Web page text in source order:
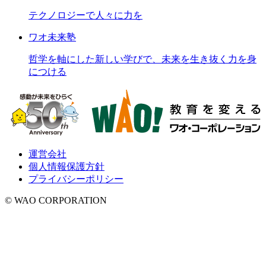
テクノロジーで人々に力を
ワオ未来塾
哲学を軸にした新しい学びで、未来を生き抜く力を身
につける
運営会社
個人情報保護方針
プライバシーポリシー
© WAO CORPORATION